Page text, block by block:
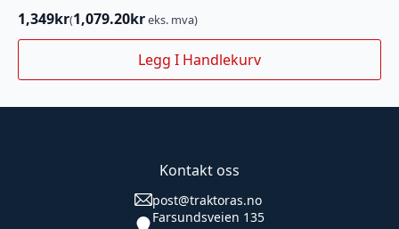
1,349kr(1,079.20kreks. mva)
Legg I Handlekurv
Kontakt oss
post@traktoras.no
Farsundsveien 135